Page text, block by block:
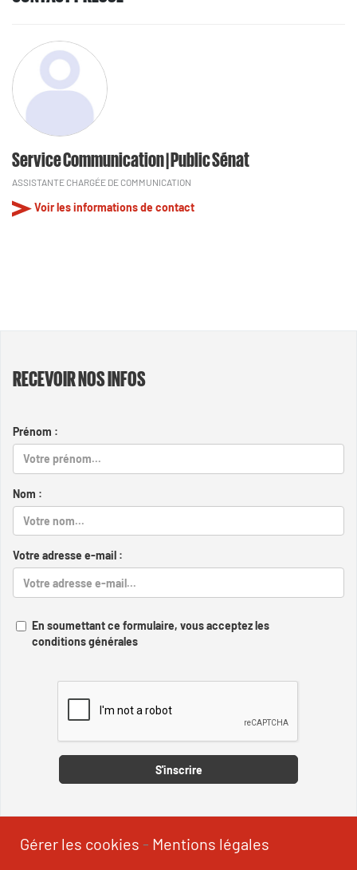
Service Communication | Public Sénat
ASSISTANTE CHARGÉE DE COMMUNICATION
Voir les informations de contact
RECEVOIR NOS INFOS
Prénom :
Nom :
Votre adresse e-mail :
En soumettant ce formulaire, vous acceptez les
conditions générales
S'inscrire
Gérer les cookies - Mentions légales